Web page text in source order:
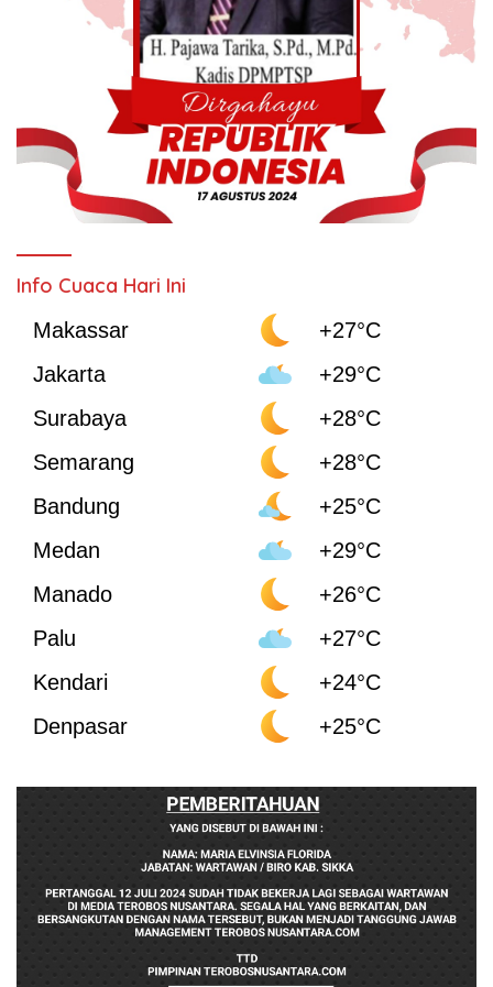
Info Cuaca Hari Ini
Makassar
+27°C
Jakarta
+29°C
Surabaya
+28°C
Semarang
+28°C
Bandung
+25°C
Medan
+29°C
Manado
+26°C
Palu
+27°C
Kendari
+24°C
Denpasar
+25°C